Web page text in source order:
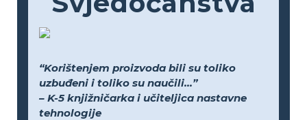
“Korištenjem proizvoda bili su toliko
uzbuđeni i toliko su naučili...”
– K-5 knjižničarka i učiteljica nastavne
tehnologije